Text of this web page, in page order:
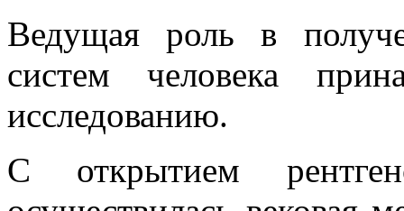
Ведущая роль в
систем человека
исследованию.
С открытием